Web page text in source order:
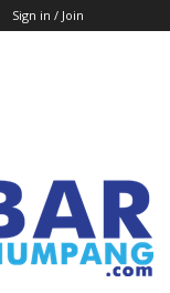
Sign in / Join